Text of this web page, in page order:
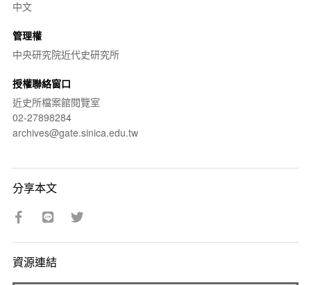
中文
管理權
中央研究院近代史研究所
授權聯絡窗口
近史所檔案館閱覽室
02-27898284
archives@gate.sinica.edu.tw
分享本文
資源連結